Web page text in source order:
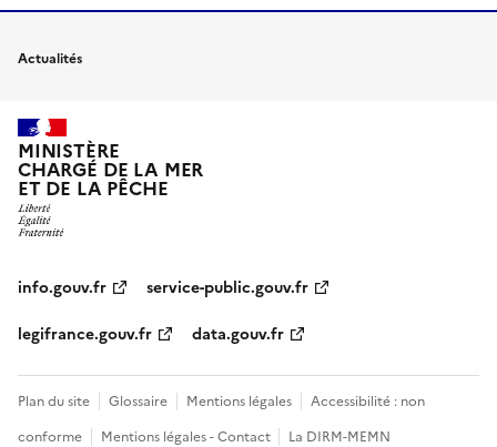
Actualités
MINISTÈRE
CHARGÉ DE LA MER
ET DE LA PÊCHE
info.gouv.fr
service-public.gouv.fr
legifrance.gouv.fr
data.gouv.fr
Plan du site Glossaire Mentions légales
Accessibilité : non
conforme
Mentions légales - Contact La DIRM-MEMN